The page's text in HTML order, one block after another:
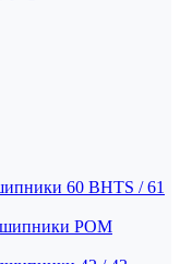
60 BHTS / 61
POM